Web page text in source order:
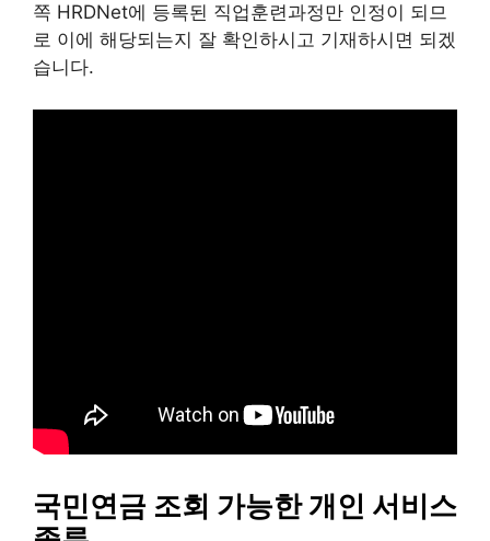
쪽 HRDNet에 등록된 직업훈련과정만 인정이 되므
로 이에 해당되는지 잘 확인하시고 기재하시면 되겠
습니다.
국민연금 조회 가능한 개인 서비스